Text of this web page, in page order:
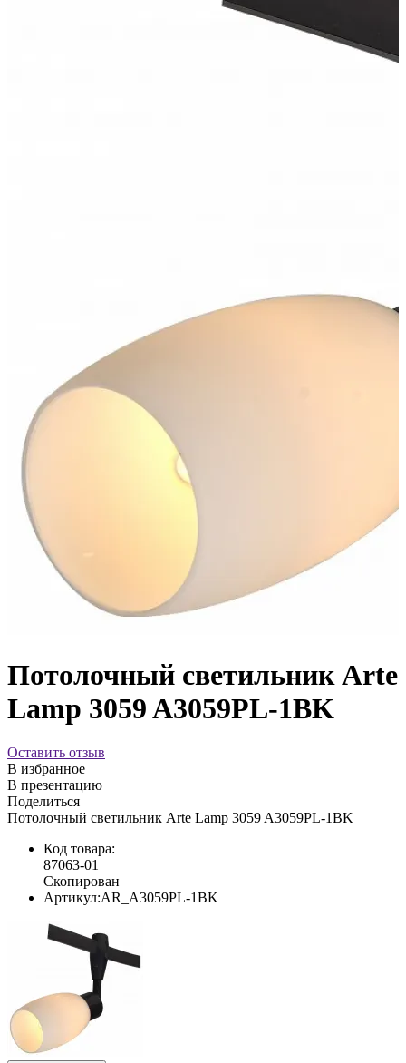
Потолочный светильник Arte
Lamp 3059 A3059PL-1BK
Оставить отзыв
В избранное
В презентацию
Поделиться
Потолочный светильник Arte Lamp 3059 A3059PL-1BK
Код товара:
87063-01
Скопирован
Артикул:AR_A3059PL-1BK